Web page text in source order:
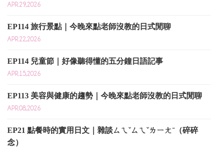
APR.29,2026
EP114 旅行景點｜今晚來點老師沒教的日式閒聊
APR.22,2026
EP114 兒童節｜好像聽得懂的五分鐘日語記事
APR.15,2026
EP113 美容與健康的趨勢｜今晚來點老師沒教的日式閒聊
APR.08,2026
EP21 點餐時的實用日文｜雜談ㄙㄟˇㄙㄟˇㄌㄧㄤˉ（碎碎
念）